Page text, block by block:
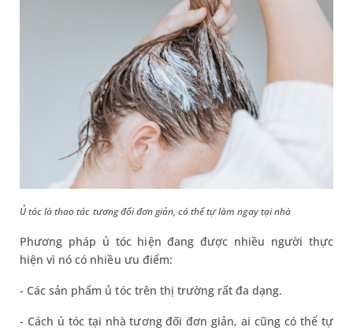
Ủ tóc là thao tác tương đối đơn giản, có thể tự làm ngay tại nhà
Phương pháp ủ tóc hiện đang được nhiều người thực
hiện vì nó có nhiều ưu điểm:
- Các sản phẩm ủ tóc trên thị trường rất đa dạng.
- Cách ủ tóc tại nhà tương đối đơn giản, ai cũng có thể tự